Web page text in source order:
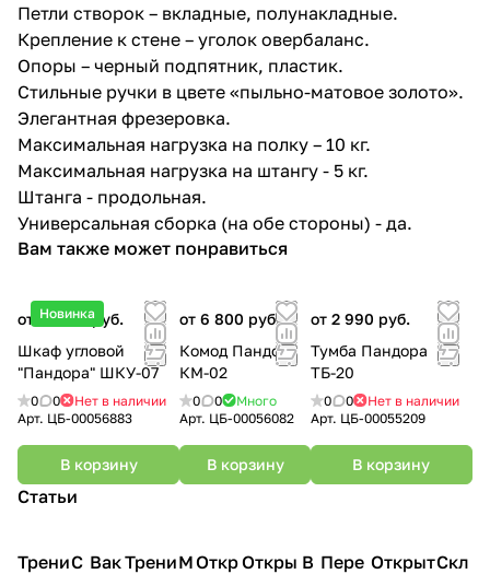
Петли створок – вкладные, полунакладные.
Крепление к стене – уголок овербаланс.
Опоры – черный подпятник, пластик.
Стильные ручки в цвете «пыльно-матовое золото».
Элегантная фрезеровка.
Максимальная нагрузка на полку – 10 кг.
Максимальная нагрузка на штангу - 5 кг.
Штанга - продольная.
Универсальная сборка (на обе стороны) - да.
Вам также может понравиться
Новинка
от 21 950 руб.
Шкаф угловой
"Пандора" ШКУ-07
0 0
Нет в наличии
Арт. ЦБ-00056883
В корзину
от 6 800 руб.
Комод Пандора
КМ-02
0 0
Много
Арт. ЦБ-00056082
В корзину
от 2 990 руб.
Тумба Пандора
ТБ-20
0 0
Нет в наличии
Арт. ЦБ-00055209
В корзину
Статьи
ТрениС ВакТрениМОткрОткры В Пере ОткрытСкл